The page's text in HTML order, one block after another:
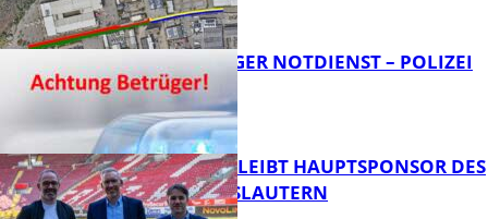
FB News
FRAGWÜRDIGER NOTDIENST – POLIZEI
WARNT
NOVOLINE BLEIBT HAUPTSPONSOR DES
1. FC KAISERSLAUTERN